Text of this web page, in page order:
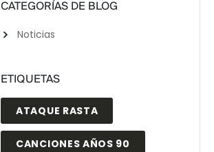
CATEGORÍAS DE BLOG
Noticias
ETIQUETAS
ATAQUE RASTA
CANCIONES AÑOS 90